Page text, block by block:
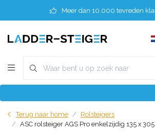
Meer dan 10.000 tevreden
Terug naar home
Rolsteigers
ASC rolsteiger AGS Pro enkelzijdig 135 x